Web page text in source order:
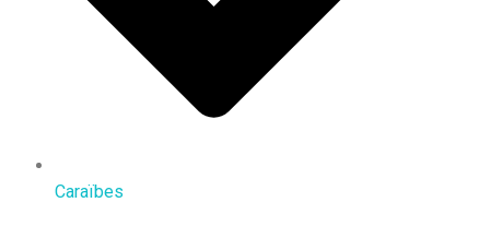
Caraïbes